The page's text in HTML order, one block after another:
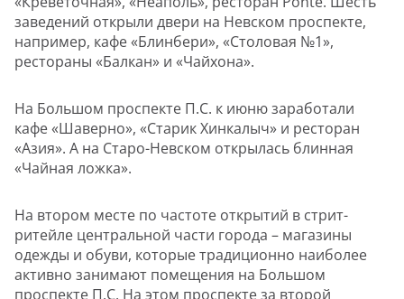
заведений открыли двери на Невском проспекте,
например, кафе «Блинбери», «Столовая №1»,
рестораны «Балкан» и «Чайхона».
На Большом проспекте П.С. к июню заработали
кафе «Шаверно», «Старик Хинкалыч» и ресторан
«Азия». А на Старо-Невском открылась блинная
«Чайная ложка».
На втором месте по частоте открытий в стрит-
ритейле центральной части города – магазины
одежды и обуви, которые традиционно наиболее
активно занимают помещения на Большом
проспекте П.С. На этом проспекте за второй